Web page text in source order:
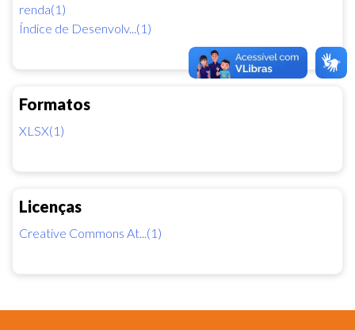
renda(1)
Índice de Desenvolv...(1)
Formatos
XLSX(1)
Licenças
Creative Commons At...(1)